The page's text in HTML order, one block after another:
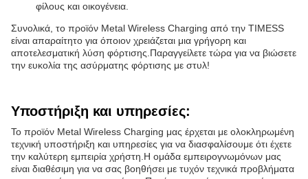
φίλους και οικογένεια.
Συνολικά, το προϊόν Metal Wireless Charging από την TIMESS
είναι απαραίτητο για όποιον χρειάζεται μια γρήγορη και
αποτελεσματική λύση φόρτισης.Παραγγείλετε τώρα για να βιώσετε
την ευκολία της ασύρματης φόρτισης με στυλ!
Υποστήριξη και υπηρεσίες:
Το προϊόν Metal Wireless Charging μας έρχεται με ολοκληρωμένη
τεχνική υποστήριξη και υπηρεσίες για να διασφαλίσουμε ότι έχετε
την καλύτερη εμπειρία χρήστη.Η ομάδα εμπειρογνωμόνων μας
είναι διαθέσιμη για να σας βοηθήσει με τυχόν τεχνικά προβλήματα